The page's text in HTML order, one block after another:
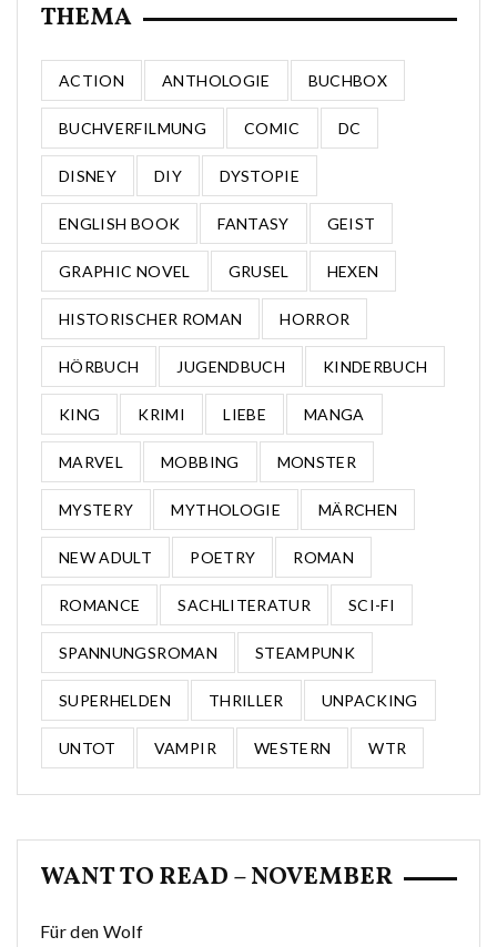
THEMA
ACTION ANTHOLOGIE BUCHBOX
BUCHVERFILMUNG COMIC DC
DISNEY DIY DYSTOPIE
ENGLISH BOOK FANTASY GEIST
GRAPHIC NOVEL GRUSEL HEXEN
HISTORISCHER ROMAN HORROR
HÖRBUCH JUGENDBUCH KINDERBUCH
KING KRIMI LIEBE MANGA
MARVEL MOBBING MONSTER
MYSTERY MYTHOLOGIE MÄRCHEN
NEW ADULT POETRY ROMAN
ROMANCE SACHLITERATUR SCI-FI
SPANNUNGSROMAN STEAMPUNK
SUPERHELDEN THRILLER UNPACKING
UNTOT VAMPIR WESTERN WTR
WANT TO READ – NOVEMBER
Für den Wolf